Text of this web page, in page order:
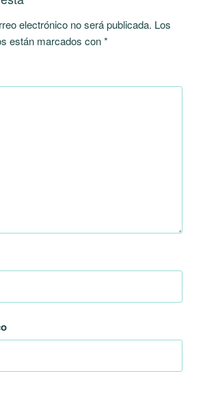
electrónico no será publicada. Los
están marcados con*